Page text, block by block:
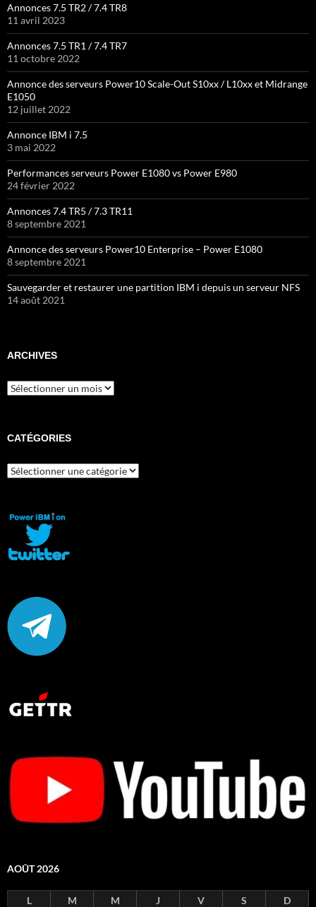
Annonces 7.5 TR2 / 7.4 TR8
11 avril 2023
Annonces 7.5 TR1 / 7.4 TR7
11 octobre 2022
Annonce des serveurs Power10 Scale-Out S10xx / L10xx et Midrange
E1050
12 juillet 2022
Annonce IBM i 7.5
3 mai 2022
Performances serveurs Power E1080 vs Power E980
24 février 2022
Annonces 7.4 TR5 / 7.3 TR11
8 septembre 2021
Annonce des serveurs Power10 Enterprise – Power E1080
8 septembre 2021
Sauvegarder et restaurer une partition IBM i depuis un serveur NFS
14 août 2021
ARCHIVES
Archives
CATÉGORIES
Catégories
AOÛT 2026
L M M J V S D